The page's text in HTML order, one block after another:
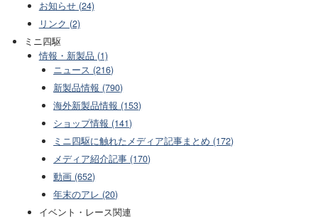
お知らせ (24)
リンク (2)
ミニ四駆
情報・新製品 (1)
ニュース (216)
新製品情報 (790)
海外新製品情報 (153)
ショップ情報 (141)
ミニ四駆に触れたメディア記事まとめ (172)
メディア紹介記事 (170)
動画 (652)
年末のアレ (20)
イベント・レース関連